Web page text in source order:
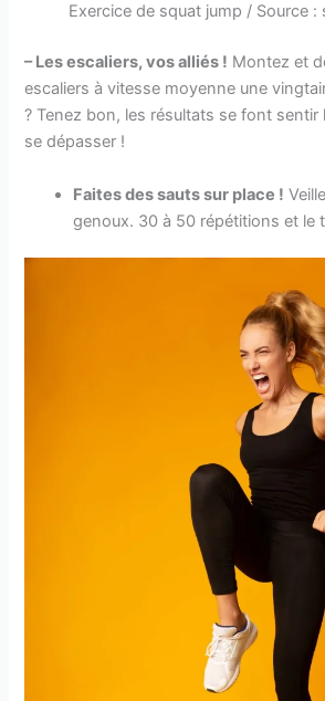
Exercice de squat jump / Source :
– Les escaliers, vos alliés ! Montez et
escaliers à vitesse moyenne une
? Tenez bon, les résultats se font sentir
se dépasser !
Faites des sauts sur place !
genoux. 30 à 50 répétitions et le